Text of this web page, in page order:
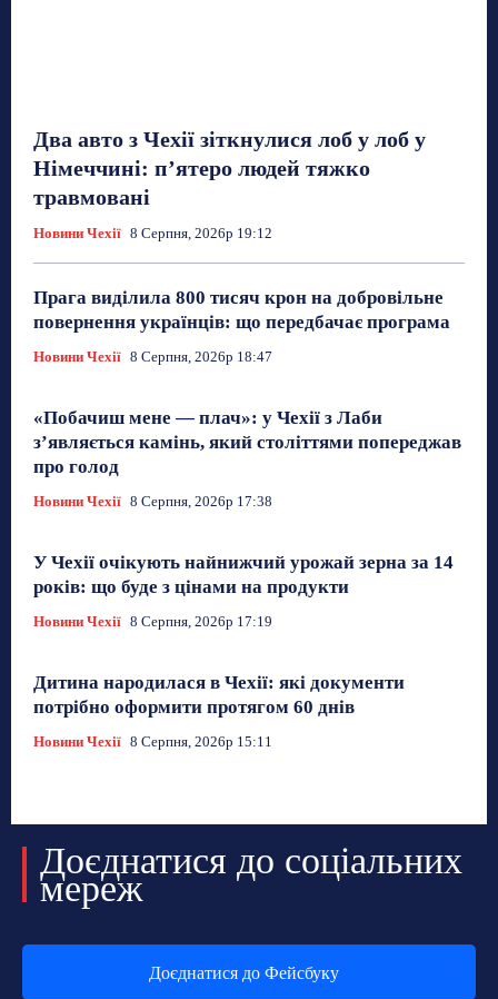
Два авто з Чехії зіткнулися лоб у лоб у
Німеччині: п’ятеро людей тяжко
травмовані
Новини Чехії 8 Серпня, 2026р 19:12
Прага виділила 800 тисяч крон на добровільне
повернення українців: що передбачає програма
Новини Чехії 8 Серпня, 2026р 18:47
«Побачиш мене — плач»: у Чехії з Лаби
з’являється камінь, який століттями попереджав
про голод
Новини Чехії 8 Серпня, 2026р 17:38
У Чехії очікують найнижчий урожай зерна за 14
років: що буде з цінами на продукти
Новини Чехії 8 Серпня, 2026р 17:19
Дитина народилася в Чехії: які документи
потрібно оформити протягом 60 днів
Новини Чехії 8 Серпня, 2026р 15:11
Доєднатися до соціальних
мереж
Доєднатися до Фейсбуку